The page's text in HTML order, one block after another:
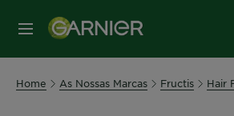
MENU
Home As Nossas Marcas Fructis Hair